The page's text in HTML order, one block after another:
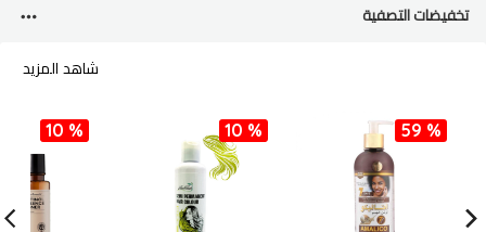
تخفيضات التصفية
شاهد المزيد
59 %
10 %
10 %